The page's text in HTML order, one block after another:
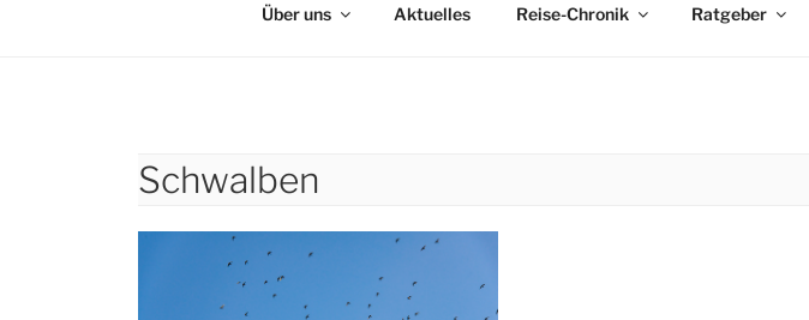
Über uns Aktuelles Reise-Chronik Ratgeber
Schwalben